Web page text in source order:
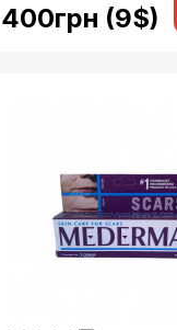
400грн (9$)